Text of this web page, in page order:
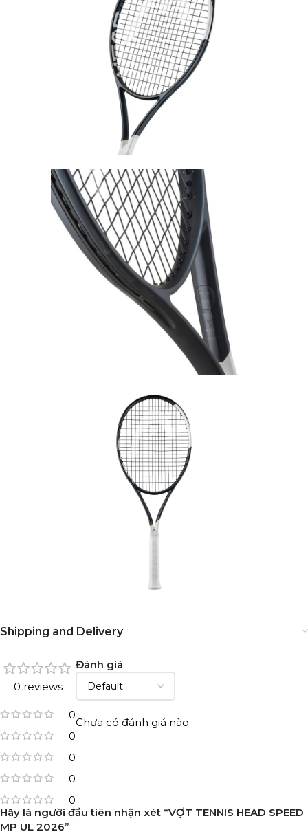
Shipping and Delivery
0 reviews
0
0
0
0
0
Đánh giá
Chưa có đánh giá nào.
Hãy là người đầu tiên nhận xét “VỢT TENNIS HEAD SPEED
MP UL 2026”